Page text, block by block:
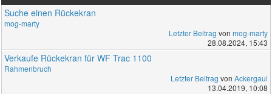
Suche einen Rückekran
mog-marty
Letzter Beitrag von mog-marty
28.08.2024, 15:43
Verkaufe Rückekran für WF Trac 1100
Rahmenbruch
Letzter Beitrag von Ackergaul
13.04.2019, 10:08